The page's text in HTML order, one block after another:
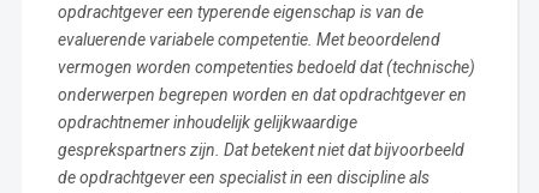
opdrachtgever een typerende eigenschap is van de
evaluerende variabele competentie. Met beoordelend
vermogen worden competenties bedoeld dat (technische)
onderwerpen begrepen worden en dat opdrachtgever en
opdrachtnemer inhoudelijk gelijkwaardige
gesprekspartners zijn. Dat betekent niet dat bijvoorbeeld
de opdrachtgever een specialist in een discipline als